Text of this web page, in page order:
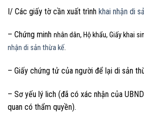
I/ Các giấy tờ cần xuất trình khai nhận di
– Chứng minh nhân dân, Hộ khẩu, Giấy khai
nhận di sản thừa kế.
– Giấy chứng tử của người để lại di sản
– Sơ yếu lý lich (đã có xác nhận của
quan có thẩm quyền).